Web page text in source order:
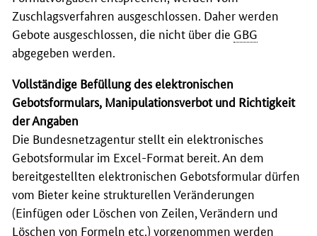
Zuschlagsverfahren ausgeschlossen. Daher werden
Gebote ausgeschlossen, die nicht über die GBG
abgegeben werden.
Vollständige Befüllung des elektronischen
Gebotsformulars, Manipulationsverbot und Richtigkeit
der Angaben
Die Bundesnetzagentur stellt ein elektronisches
Gebotsformular im Excel-Format bereit. An dem
bereitgestellten elektronischen Gebotsformular dürfen
vom Bieter keine strukturellen Veränderungen
(Einfügen oder Löschen von Zeilen, Verändern und
Löschen von Formeln etc.) vorgenommen werden